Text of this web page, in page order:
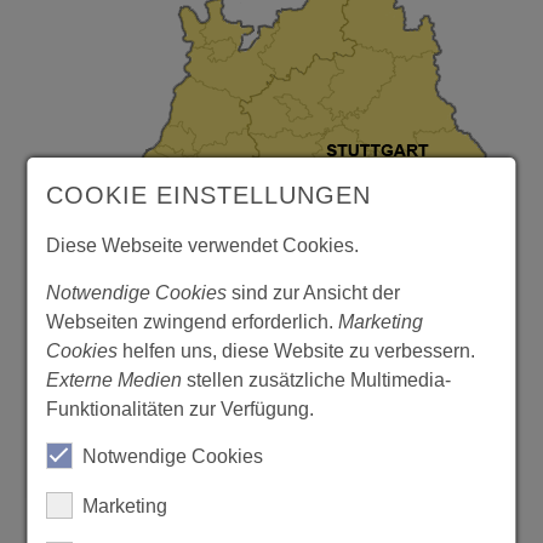
COOKIE EINSTELLUNGEN
Diese Webseite verwendet Cookies.
Notwendige Cookiessind zur Ansicht der
Webseiten zwingend erforderlich.Marketing
Cookies helfen uns, diese Website zu verbessern.
Externe Medienstellen zusätzliche Multimedia-
Funktionalitäten zur Verfügung.
Notwendige Cookies
Marketing